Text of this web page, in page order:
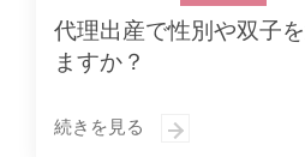
代理出産で性別や双子
ますか？
続きを見る